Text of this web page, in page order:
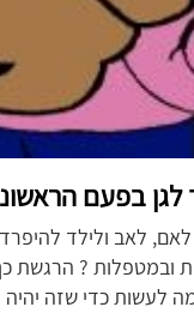
לגן בפעם
לאב ולילד
ובמטפלות ?
לעשות כדי שזה יהיה